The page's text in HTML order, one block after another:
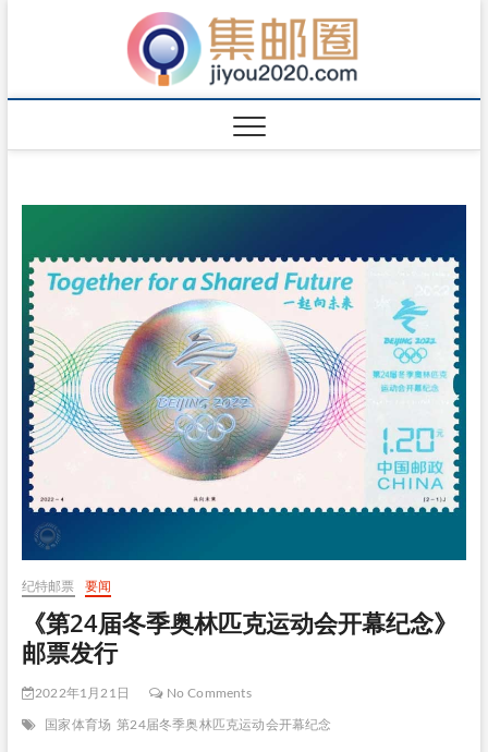
纪特邮票 要闻
《第24届冬季奥林匹克运动会开幕纪念》
邮票发行
2022年1月21日 No Comments
国家体育场 第24届冬季奥林匹克运动会开幕纪念